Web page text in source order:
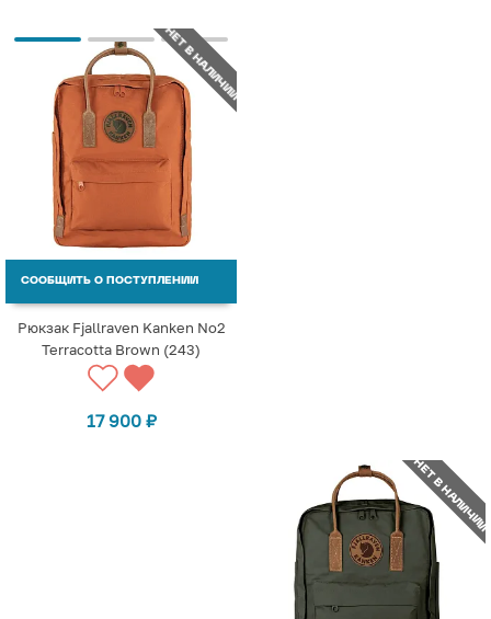
НЕТ В НАЛИЧИИ
СООБЩИТЬ О ПОСТУПЛЕНИИ
Рюкзак Fjallraven Kanken No2
Terracotta Brown (243)
17 900 ₽
НЕТ В НАЛИЧИИ